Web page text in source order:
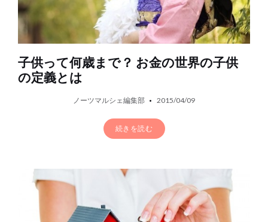
子供って何歳まで？ お金の世界の子供
の定義とは
ノーツマルシェ編集部 2015/04/09
続きを読む